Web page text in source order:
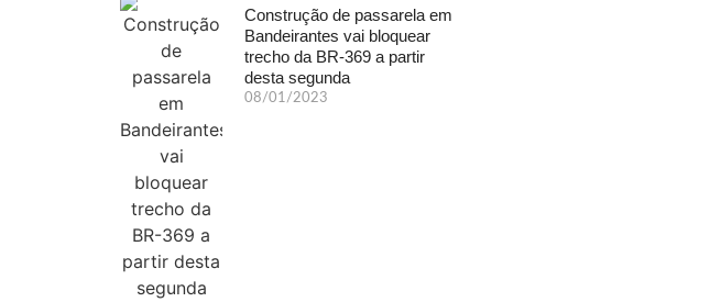
Construção de passarela em
Bandeirantes vai bloquear
trecho da BR-369 a partir
desta segunda
08/01/2023